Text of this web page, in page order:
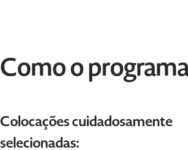
Como o
Colocações cuidadosamente
selecionadas: